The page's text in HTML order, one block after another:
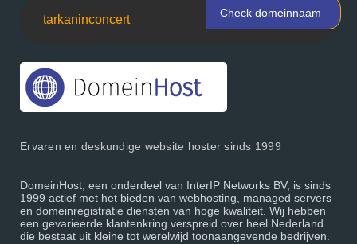
Check domeinnaam
Ervaren en deskundige website hoster sinds 1999
DomeinHost, een onderdeel van InterIP Networks BV, is sinds
1999 actief met het bieden van webhosting, managed servers
en domeinregistratie diensten van hoge kwaliteit. Wij hebben
een gevarieerde klantenkring verspreid over heel Nederland
die bestaat uit kleine tot werelwijd toonaangevende bedrijven.